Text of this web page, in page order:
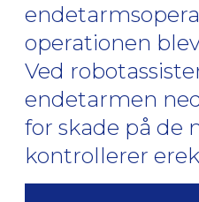
operationen
Ved
endetarmen
for skade på de
kontrollerer